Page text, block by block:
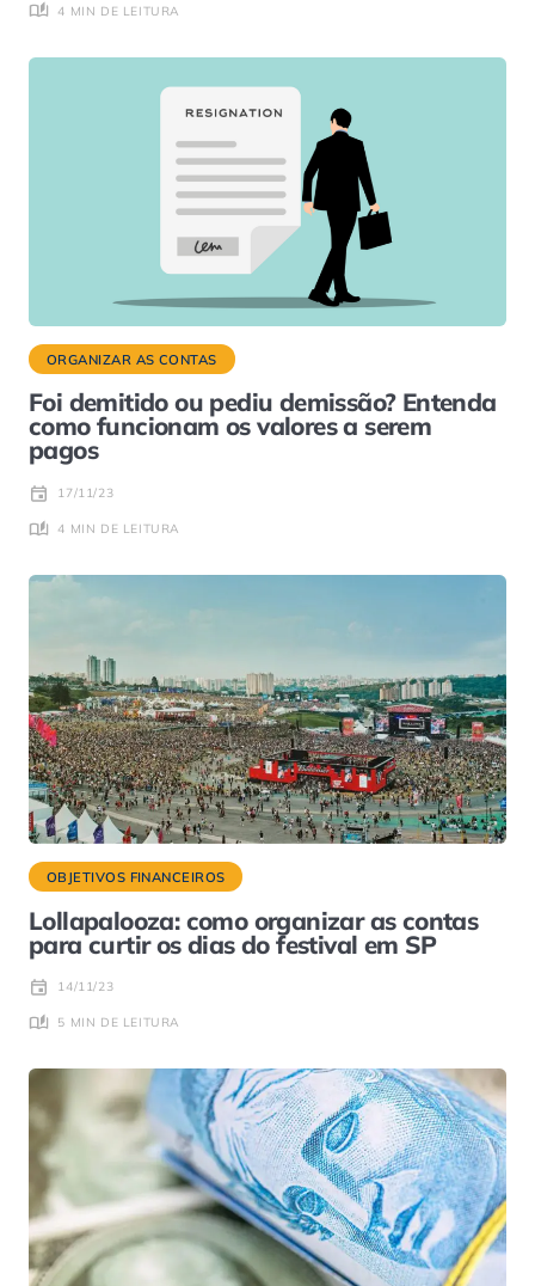
4 MIN DE LEITURA
ORGANIZAR AS CONTAS
Foi demitido ou pediu demissão? Entenda
como funcionam os valores a serem
pagos
17/11/23
4 MIN DE LEITURA
OBJETIVOS FINANCEIROS
Lollapalooza: como organizar as contas
para curtir os dias do festival em SP
14/11/23
5 MIN DE LEITURA